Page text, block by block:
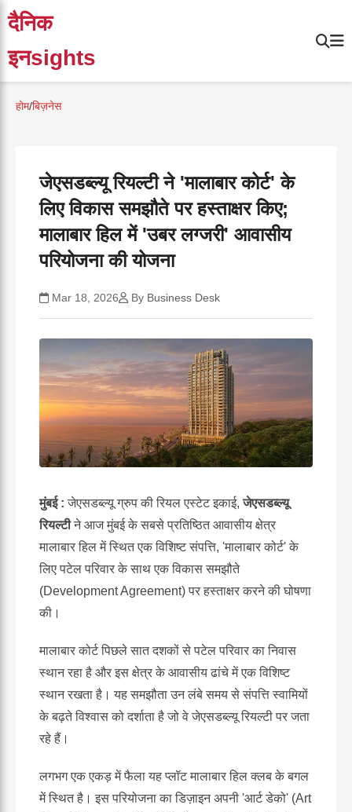
दैनिक
इनsights
होम/बिज़नेस
जेएसडब्ल्यू रियल्टी ने 'मालाबार कोर्ट' के
लिए विकास समझौते पर हस्ताक्षर किए;
मालाबार हिल में 'उबर लग्जरी' आवासीय
परियोजना की योजना
Mar 18, 2026 By Business Desk
मुंबई : जेएसडब्ल्यू ग्रुप की रियल एस्टेट इकाई,जेएसडब्ल्यू
रियल्टीने आज मुंबई के सबसे प्रतिष्ठित आवासीय क्षेत्र
मालाबार हिल में स्थित एक विशिष्ट संपत्ति, 'मालाबार कोर्ट' के
लिए पटेल परिवार के साथ एक विकास समझौते
(Development Agreement) पर हस्ताक्षर करने की घोषणा
की।
मालाबार कोर्ट पिछले सात दशकों से पटेल परिवार का निवास
स्थान रहा है और इस क्षेत्र के आवासीय ढांचे में एक विशिष्ट
स्थान रखता है। यह समझौता उन लंबे समय से संपत्ति स्वामियों
के बढ़ते विश्वास को दर्शाता है जो वे जेएसडब्ल्यू रियल्टी पर जता
रहे हैं।
लगभग एक एकड़ में फैला यह प्लॉट मालाबार हिल क्लब के बगल
में स्थित है। इस परियोजना का डिज़ाइन अपनी 'आर्ट डेको' (Art